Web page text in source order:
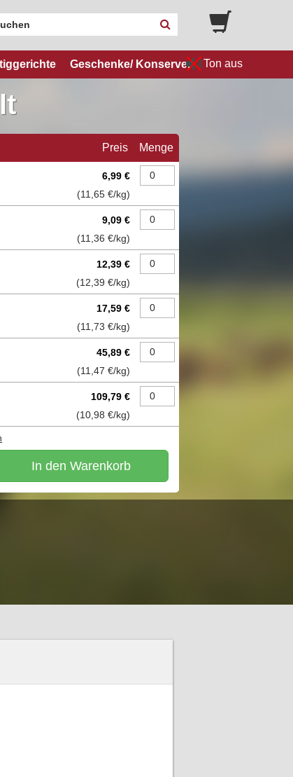
Geschenke/ Konserven Ton aus
Preis Menge
6,99 €
(11,65 €/kg)
9,09 €
(11,36 €/kg)
12,39 €
(12,39 €/kg)
17,59 €
(11,73 €/kg)
45,89 €
(11,47 €/kg)
109,79 €
(10,98 €/kg)
In den Warenkorb